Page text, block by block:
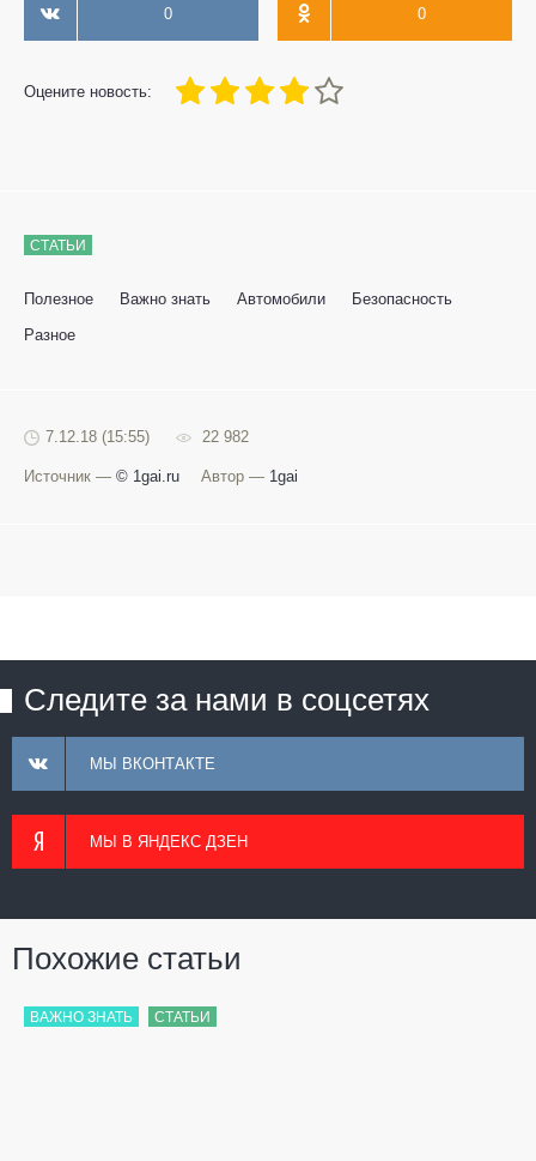
0 0
Оцените новость:
80
1 3 4 5
СТАТЬИ
Полезное Важно знать Автомобили
Безопасность
Разное
7.12.18 (15:55) 22 982
Источник — © 1gai.ru Автор — 1gai
Следите за нами в соцсетях
МЫ ВКОНТАКТЕ
МЫ В ЯНДЕКС ДЗЕН
Похожие статьи
ВАЖНО ЗНАТЬ СТАТЬИ